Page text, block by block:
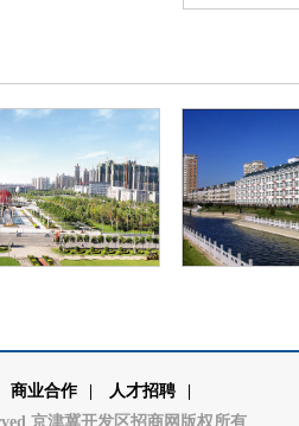
商业合作 人才招聘
京津冀开发区招商网版权所有